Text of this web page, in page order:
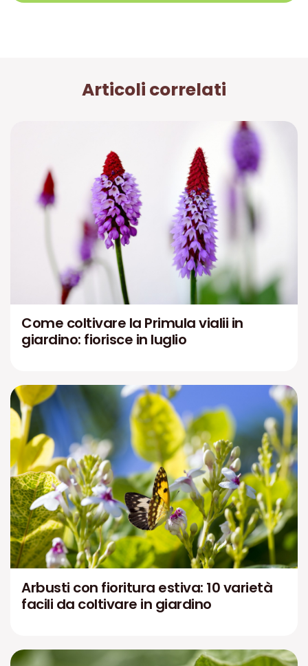
Articoli correlati
Come coltivare la Primula vialii in
giardino: fiorisce in luglio
Arbusti con fioritura estiva: 10 varietà
facili da coltivare in giardino